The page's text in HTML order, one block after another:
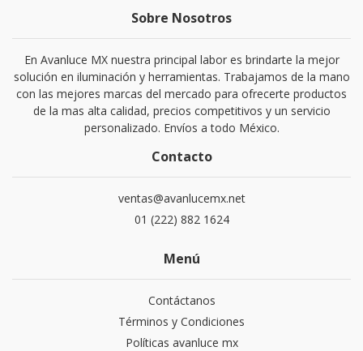
Sobre Nosotros
En Avanluce MX nuestra principal labor es brindarte la mejor
solución en iluminación y herramientas. Trabajamos de la mano
con las mejores marcas del mercado para ofrecerte productos
de la mas alta calidad, precios competitivos y un servicio
personalizado. Envíos a todo México.
Contacto
ventas@avanlucemx.net
01 (222) 882 1624
Menú
Contáctanos
Términos y Condiciones
Políticas avanluce mx